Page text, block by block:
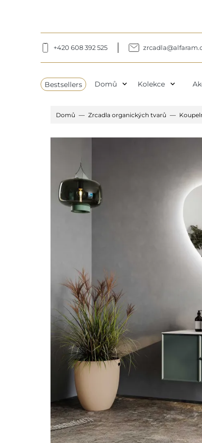
+420 608 392 525
Bestsellers Domů expand_more Kolekce expand_more
Domů Zrcadla organických tvarů